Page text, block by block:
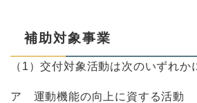
補助対象事業
（1）交付対象活動は次のいずれか
ア 運動機能の向上に資する活動